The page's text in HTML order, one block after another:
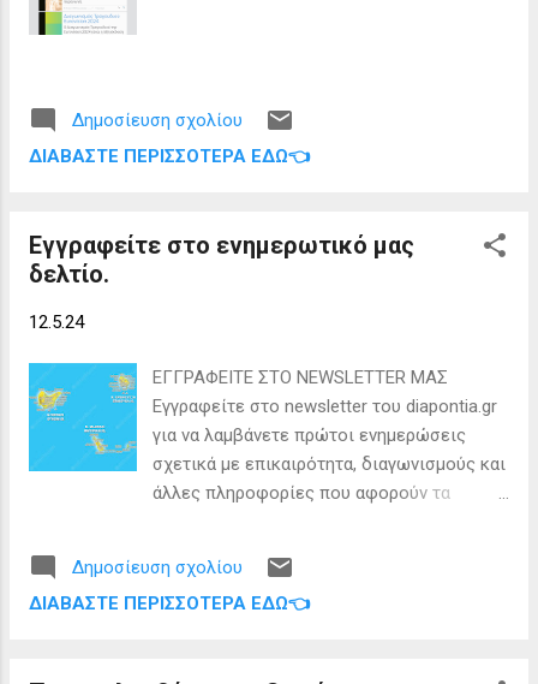
το πληθυσμιακό κατώτατο όριο τέθηκε
στις 2.000 και στα νησιά, όπου προκρίθηκε
Δημοσίευση σχολίου
ΔΙΑΒΆΣΤΕ ΠΕΡΙΣΣΌΤΕΡΑ ΕΔΏ👈
Εγγραφείτε στο ενημερωτικό μας
δελτίο.
12.5.24
ΕΓΓΡΑΦΕΙΤΕ ΣΤΟ NEWSLETTER ΜΑΣ
Εγγραφείτε στο newsletter του diapontia.gr
για να λαμβάνετε πρώτοι ενημερώσεις
σχετικά με επικαιρότητα, διαγωνισμούς και
άλλες πληροφορίες που αφορούν τα
του diapontia.gr πατήστε την επιλογή Menu
στο πάνω αριστερό μέρος της οθόνης,
Δημοσίευση σχολίου
ΔΙΑΒΆΣΤΕ ΠΕΡΙΣΣΌΤΕΡΑ ΕΔΏ👈